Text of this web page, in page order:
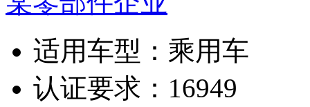
适用车型： 乘用车
认证要求： 16949